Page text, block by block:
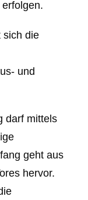
sich die
und
darf mittels
geht aus
hervor.